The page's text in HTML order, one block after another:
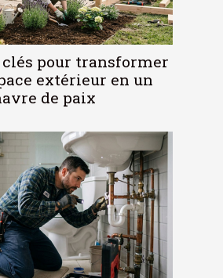
clés pour transformer
extérieur en un
de paix